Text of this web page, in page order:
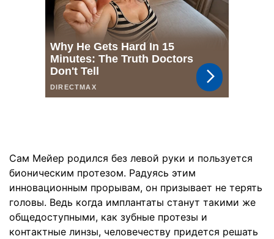
Сам Мейер родился без левой руки и пользуется
бионическим протезом. Радуясь этим
инновационным прорывам, он призывает не терять
головы. Ведь когда имплантаты станут такими же
общедоступными, как зубные протезы и
контактные линзы, человечеству придется решать